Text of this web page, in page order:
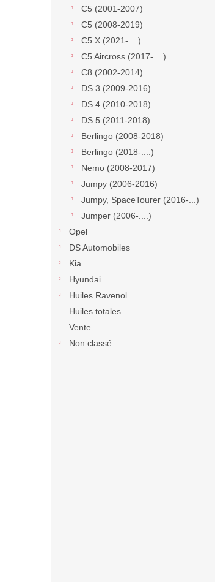
C5 (2001-2007)
C5 (2008-2019)
C5 X (2021-....)
C5 Aircross (2017-....)
C8 (2002-2014)
DS 3 (2009-2016)
DS 4 (2010-2018)
DS 5 (2011-2018)
Berlingo (2008-2018)
Berlingo (2018-....)
Nemo (2008-2017)
Jumpy (2006-2016)
Jumpy, SpaceTourer (2016-...)
Jumper (2006-....)
Opel
DS Automobiles
Kia
Hyundai
Huiles Ravenol
Huiles totales
Vente
Non classé